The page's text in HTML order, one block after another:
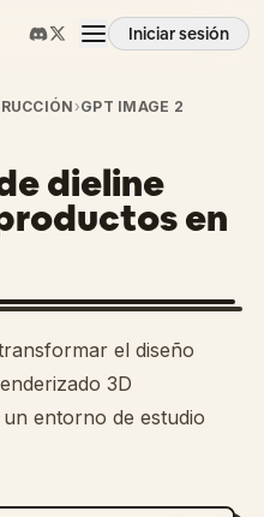
Iniciar sesión
›GPT IMAGE 2
dieline
en
el diseño
3D
entorno de estudio